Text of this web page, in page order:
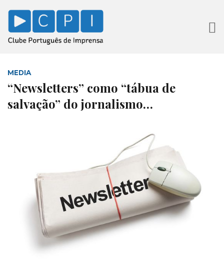
MEDIA
“Newsletters” como “tábua de
salvação” do jornalismo…